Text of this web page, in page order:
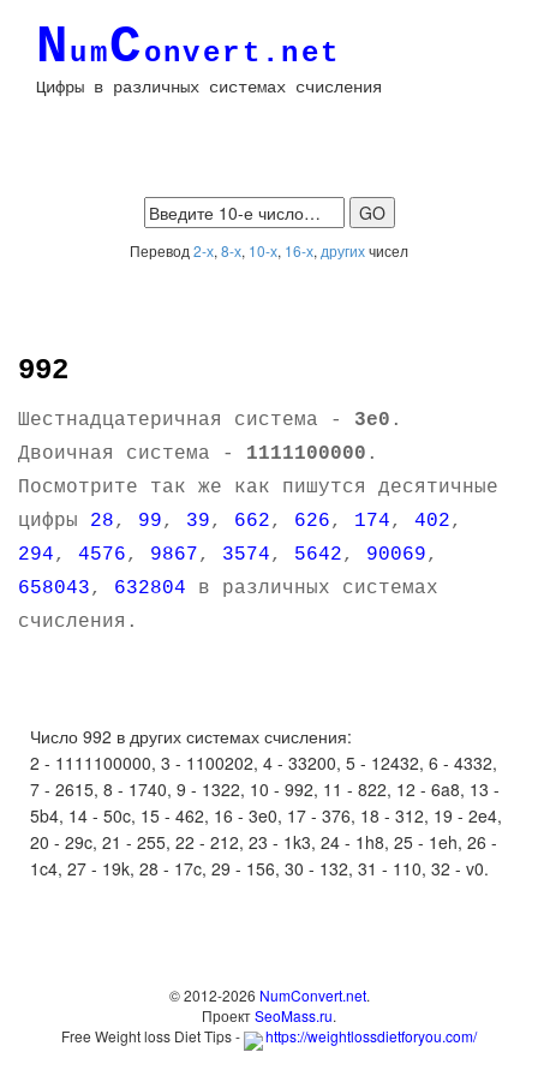
NumConvert.net
Цифры в различных системах счисления
Перевод 2-х, 8-х, 10-х, 16-х, другихчисел
992
Шестнадцатеричная система - 3e0 .
Двоичная система - 1111100000 .
Посмотрите так же как пишутся десятичные
цифры 28, 99, 39, 662, 626, 174, 402,
294, 4576, 9867, 3574, 5642, 90069,
658043, 632804 в различных системах
счисления.
Число 992 в других системах счисления:
2 - 1111100000, 3 - 1100202, 4 - 33200, 5 - 12432, 6 - 4332,
7 - 2615, 8 - 1740, 9 - 1322, 10 - 992, 11 - 822, 12 - 6a8, 13 -
5b4, 14 - 50c, 15 - 462, 16 - 3e0, 17 - 376, 18 - 312, 19 - 2e4,
20 - 29c, 21 - 255, 22 - 212, 23 - 1k3, 24 - 1h8, 25 - 1eh, 26 -
1c4, 27 - 19k, 28 - 17c, 29 - 156, 30 - 132, 31 - 110, 32 - v0.
© 2012-2026 NumConvert.net.
ПроектSeoMass.ru.
Free Weight loss Diet Tips -
https://weightlossdietforyou.com/